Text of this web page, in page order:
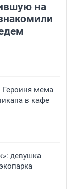
на
Героиня мема
в кафе
девушка